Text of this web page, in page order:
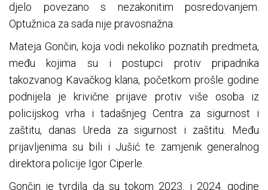
djelo povezano s nezakonitim posredovanjem.
Optužnica za sada nije pravosnažna.
Mateja Gončin, koja vodi nekoliko poznatih predmeta,
među kojima su i postupci protiv pripadnika
takozvanog Kavačkog klana, početkom prošle godine
podnijela je krivične prijave protiv više osoba iz
policijskog vrha i tadašnjeg Centra za sigurnost i
zaštitu, danas Ureda za sigurnost i zaštitu. Među
prijavljenima su bili i Jušić te zamjenik generalnog
direktora policije Igor Ciperle.
Gončin je tvrdila da su tokom 2023. i 2024. godine